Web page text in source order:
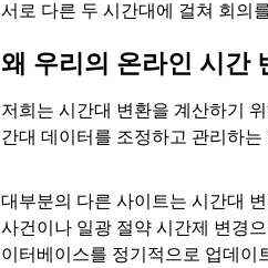
서로 다른 두 시간대에 걸쳐 회의
왜 우리의 온라인 시간
저희는 시간대 변환을 계산하기 위
간대 데이터를 조정하고 관리하
대부분의 다른 사이트는 시간대
사건이나 일광 절약 시간제 변경
이터베이스를 정기적으로 업데이